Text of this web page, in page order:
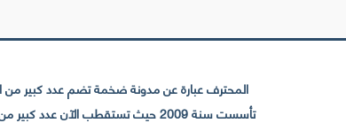
المحترف عبارة عن مدونة ضخمة تضم عدد كبير من